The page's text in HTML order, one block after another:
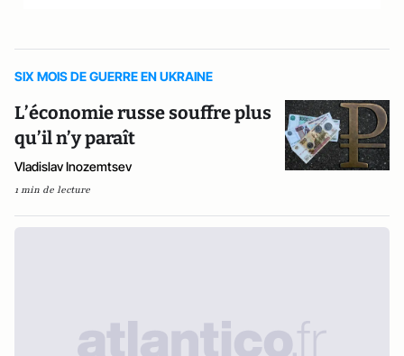
SIX MOIS DE GUERRE EN UKRAINE
L’économie russe souffre plus
qu’il n’y paraît
Vladislav Inozemtsev
1 min de lecture